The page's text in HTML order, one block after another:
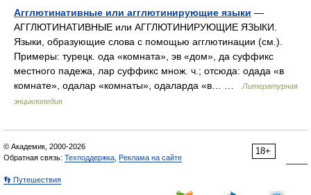
Агглютинативные или агглютинирующие языки —
АГГЛЮТИНАТИВНЫЕ или АГГЛЮТИНИРУЮЩИЕ ЯЗЫКИ.
Языки, образующие слова с помощью агглютинации (см.).
Примеры: турецк. ода «комната», эв «дом», да суффикс
местного падежа, лар суффикс множ. ч.; отсюда: одада «в
комнате», одалар «комнаты», одаларда «в… …
Литературная
энциклопедия
18+
© Академик, 2000-2026
Обратная связь: Техподдержка Реклама на сайте
👣 Путешествия